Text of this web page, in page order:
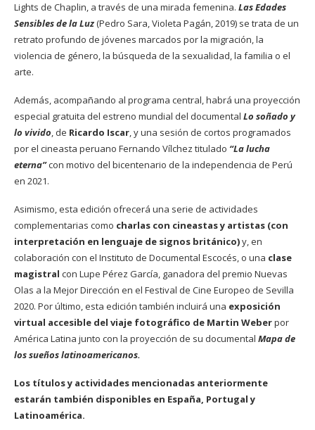
Lights de Chaplin, a través de una mirada femenina. Las Edades
Sensibles de la Luz(Pedro Sara, Violeta Pagán, 2019) se trata de un
retrato profundo de jóvenes marcados por la migración, la
violencia de género, la búsqueda de la sexualidad, la familia o el
arte.
Además, acompañando al programa central, habrá una proyección
especial gratuita del estreno mundial del documental Lo soñado y
lo vivido, de Ricardo Iscar, y una sesión de cortos programados
por el cineasta peruano Fernando Vílchez titulado “La lucha
eterna”con motivo del bicentenario de la independencia de Perú
en 2021.
Asimismo, esta edición ofrecerá una serie de actividades
complementarias como charlas con cineastas y artistas (con
interpretación en lenguaje de signos británico)y, en
colaboración con el Instituto de Documental Escocés, o una clase
magistral con Lupe Pérez García, ganadora del premio Nuevas
Olas a la Mejor Dirección en el Festival de Cine Europeo de Sevilla
2020. Por último, esta edición también incluirá una exposición
virtual accesible del viaje fotográfico de Martin Weberpor
América Latina junto con la proyección de su documental Mapa de
los sueños latinoamericanos.
Los títulos y actividades mencionadas anteriormente
estarán también disponibles en España, Portugal y
Latinoamérica.